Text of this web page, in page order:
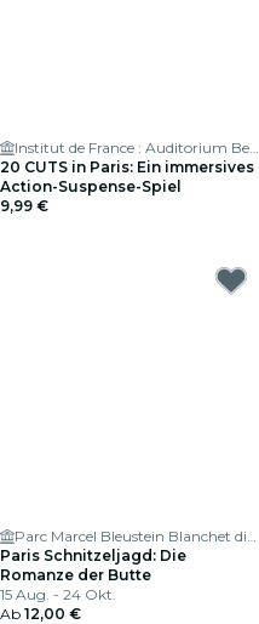
Institut de France : Auditorium Bettencourt
20 CUTS in Paris: Ein immersives
Action-Suspense-Spiel
9,99 €
Parc Marcel Bleustein Blanchet dit Parc de la Turlure
Paris Schnitzeljagd: Die
Romanze der Butte
15 Aug. - 24 Okt.
Ab 12,00 €